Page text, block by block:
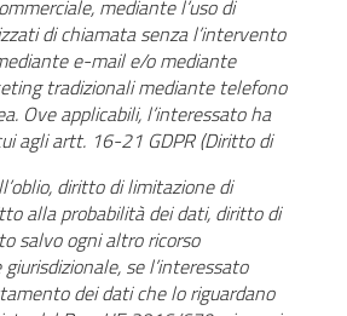
mediante l’uso di
di chiamata senza l’intervento
e-mail e/o mediante
tradizionali mediante telefono
Ove applicabili, l’interessato ha
agli artt. 16-21 GDPR (Diritto di
diritto di limitazione di
alla probabilità dei dati, diritto di
salvo ogni altro ricorso
se l’interessato
dei dati che lo riguardano